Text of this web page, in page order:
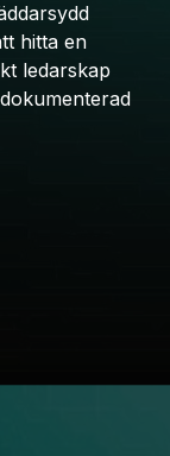
hitta en
ledarskap